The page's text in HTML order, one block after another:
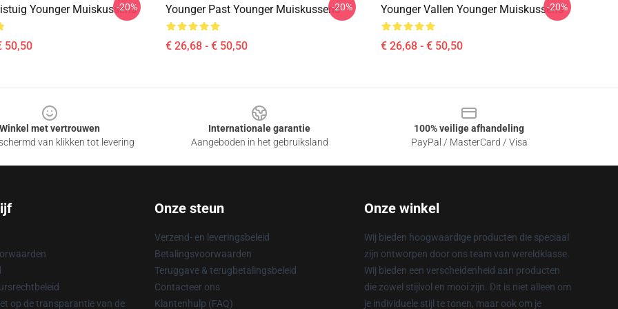
Younger Muiskussens
50,50
-20% Younger Past Younger Muiskussens
€ 26,68 - € 50,50
-20% Younger Vallen Younger Muiskussens
€ 26,68 - € 50,50
-20%
Winkel met vertrouwen
van klikken tot levering
Internationale garantie
Aangeboden in het gebruiksland
100% veilige afhandeling
PayPal / MasterCard / Visa
op de transparantie van de
Onze steun
Verzend- en leveringsbeleid
Betalingsvoorwaarden
Teruggave & terugbetalingsbeleid
Contacteer ons
Klantenhulp (FAQ)
Onze winkel
Wij bieden hoogwaardige producten die speciaal
zijn ontworpen door ons team van wereldklasse.
Wij bieden een verscheidenheid aan producten
die zowel stijlvol en mooi zijn. Dit is niet alleen om
je individuele stijl te tonen, maar ook om je